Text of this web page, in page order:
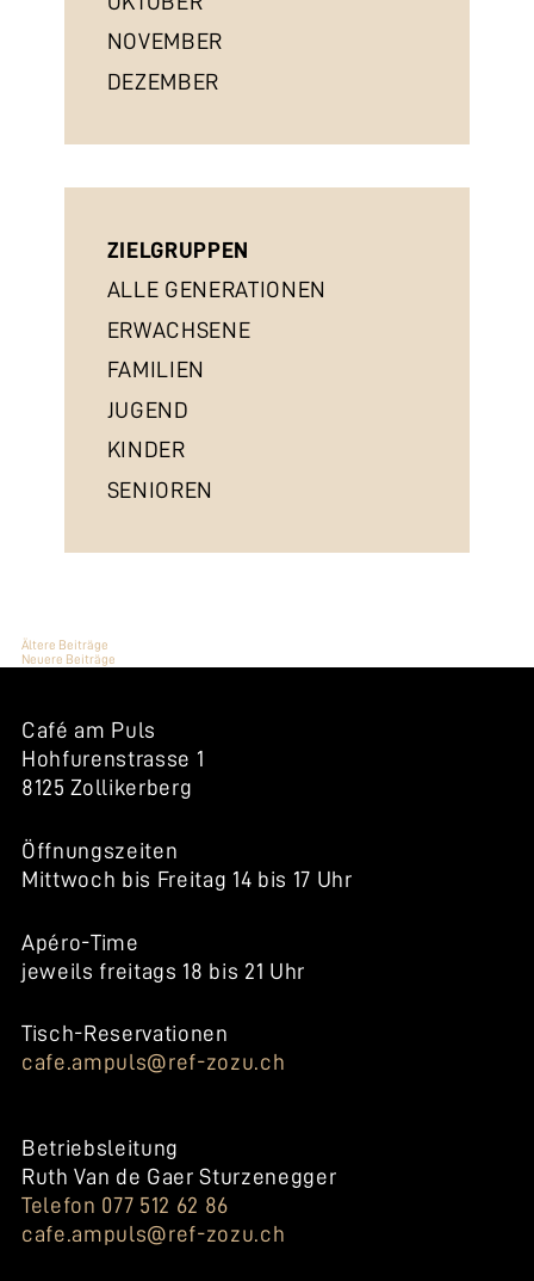
NOVEMBER
DEZEMBER
ZIELGRUPPEN
ALLE GENERATIONEN
ERWACHSENE
FAMILIEN
JUGEND
KINDER
SENIOREN
BEITRAGSNAVIGATION
Ältere Beiträge
Neuere Beiträge
Café am Puls
Hohfurenstrasse 1
8125 Zollikerberg
Öffnungszeiten
Mittwoch bis Freitag 14 bis 17 Uhr
Apéro-Time
jeweils freitags 18 bis 21 Uhr
Tisch-Reservationen
cafe.ampuls@ref-zozu.ch
Betriebsleitung
Ruth Van de Gaer Sturzenegger
Telefon 077 512 62 86
cafe.ampuls@ref-zozu.ch